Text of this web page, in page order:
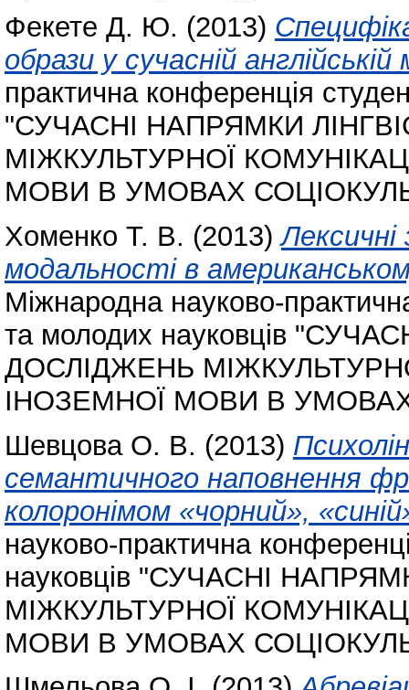
Фекете Д. Ю. (2013)
образи у сучасній англійській
практична конференція
"СУЧАСНІ НАПРЯМКИ
МІЖКУЛЬТУРНОЇ
МОВИ В УМОВАХ
Хоменко Т. В. (2013)Лексичні
модальності в
Міжнародна науково-
та молодих науковців
ДОСЛІДЖЕНЬ
ІНОЗЕМНОЇ МОВИ В
Шевцова О. В. (2013)
семантичного наповнення
колоронімом «чорний»,
науково-практична
науковців "СУЧАСНІ
МІЖКУЛЬТУРНОЇ
МОВИ В УМОВАХ